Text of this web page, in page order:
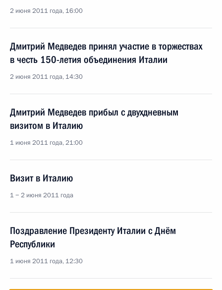
2 июня 2011 года, 16:00
Дмитрий Медведев принял участие в торжествах
в честь 150-летия объединения Италии
2 июня 2011 года, 14:30
Дмитрий Медведев прибыл с двухдневным
визитом в Италию
1 июня 2011 года, 21:00
Визит в Италию
1 − 2 июня 2011 года
Поздравление Президенту Италии с Днём
Республики
1 июня 2011 года, 12:30